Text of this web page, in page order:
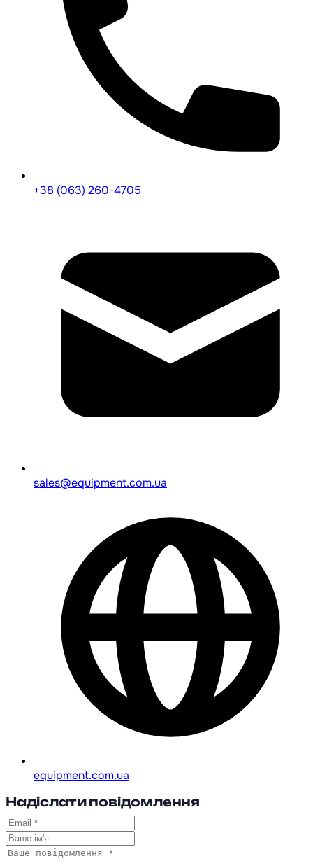
+38 (063) 260-4705
sales@equipment.com.ua
equipment.com.ua
Надіслати повідомлення